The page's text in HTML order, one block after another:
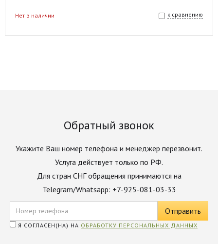
к сравнению
Нет в наличии
Обратный звонок
Укажите Ваш номер телефона и менеджер перезвонит.
Услуга действует только по РФ.
Для стран СНГ обращения принимаются на
Telegram/Whatsapp: +7-925-081-03-33
Я СОГЛАСЕН(НА) НА ОБРАБОТКУ ПЕРСОНАЛЬНЫХ ДАННЫХ